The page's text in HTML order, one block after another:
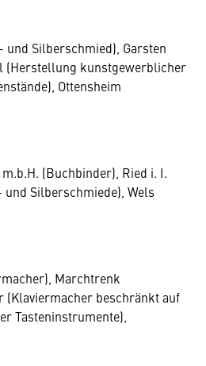
und Silberschmied), Garsten
(Herstellung kunstgewerblicher
Ottensheim
(Buchbinder), Ried i. I.
Silberschmiede), Wels
Marchtrenk
(Klaviermacher beschränkt auf
Tasteninstrumente),